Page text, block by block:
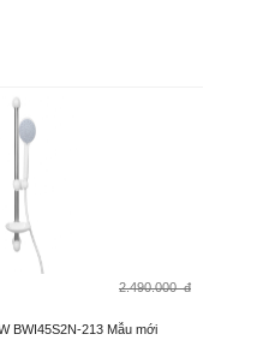
2.490.000 đ
BWI45S2N-213 Mẫu mới